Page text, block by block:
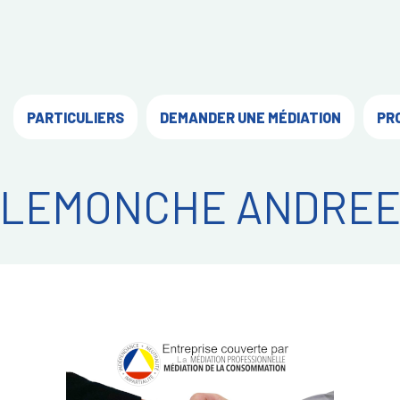
PARTICULIERS DEMANDER UNE MÉDIATION
LEMONCHE ANDREE